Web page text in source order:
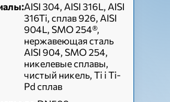
AISI 304, AISI 316L, AISI
316Ti, сплав 926, AISI
904L, SMO 254®,
нержавеющая сталь
AISI 904, SMO 254,
никелевые сплавы,
чистый никель, Ti і Ti-
Pd сплав